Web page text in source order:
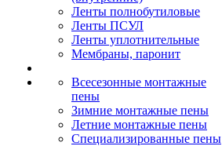
Ленты полнобутиловые
Ленты ПСУЛ
Ленты уплотнительные
Мембраны, паронит
Всесезонные монтажные
пены
Зимние монтажные пены
Летние монтажные пены
Специализированные пены